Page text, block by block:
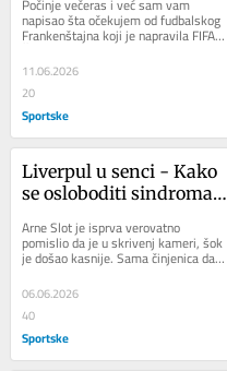
napisao šta očekujem od fudbalskog
Frankenštajna koji je napravila FIFA.
Čini mi se da većina opsednuta...
11.06.2026
20
Sportske
Liverpul u senci - Kako
se osloboditi sindroma
Arne Slot je isprva verovatno
pomislio da je u skrivenj kameri, šok
je došao kasnije. Sama činjenica da
je pripremao prelazni rok i da je bio
na...
06.06.2026
40
Sportske